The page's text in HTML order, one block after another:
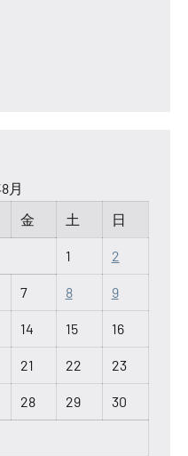
月
金 土 日
1 2
7 8 9
14 15 16
21 22 23
28 29 30